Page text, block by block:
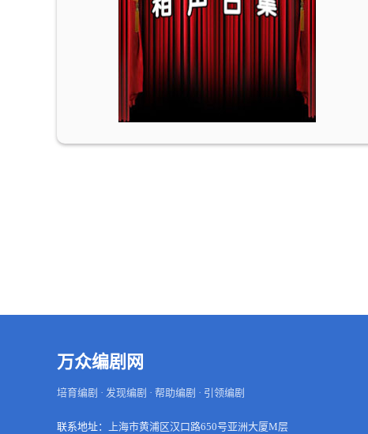
万众编剧网
培育编剧 · 发现编剧 · 帮助编剧 · 引领编剧
联系地址： 上海市黄浦区汉口路650号亚洲大厦M层